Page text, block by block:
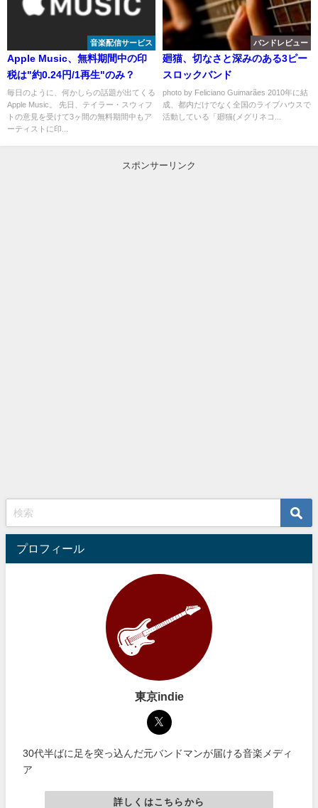
音楽配信サービス
Apple Music、無料期間中の印
税は"約0.24円/1再生"のみ？
毎日のように、何かしらの話題が出てくる
Apple Music。 先日、テイラー・スウィフ
トの意見を受けて3ヶ間の無料期間中もア
ーティストに印...
バンドレビュー
廻猫、切なさと深みのある3ピー
スロックバンド
photo by Feliciano Guimarães 2010年に結
成、都内だけでなく全国のライブハウスで
活動している「廻猫(メグリネコ...
スポンサーリンク
プロフィール
東京indie
30代半ばに足を突っ込んだ元バンドマンが届ける音楽メディ
ア
詳しくはこちらから